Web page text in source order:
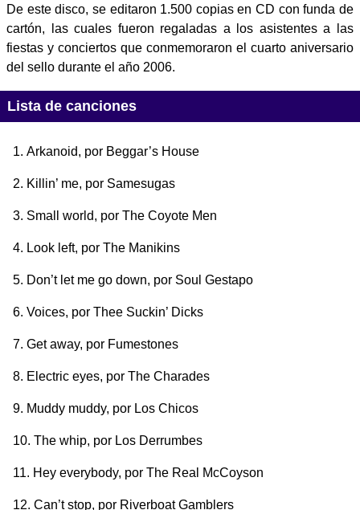
De este disco, se editaron 1.500 copias en CD con funda de
cartón, las cuales fueron regaladas a los asistentes a las
fiestas y conciertos que conmemoraron el cuarto aniversario
del sello durante el año 2006.
Lista de canciones
Arkanoid, por Beggar’s House
Killin’ me, por Samesugas
Small world, por The Coyote Men
Look left, por The Manikins
Don’t let me go down, por Soul Gestapo
Voices, por Thee Suckin’ Dicks
Get away, por Fumestones
Electric eyes, por The Charades
Muddy muddy, por Los Chicos
The whip, por Los Derrumbes
Hey everybody, por The Real McCoyson
Can’t stop, por Riverboat Gamblers